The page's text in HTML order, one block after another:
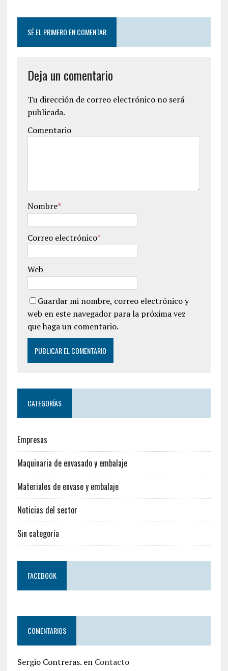
SÉ EL PRIMERO EN COMENTAR
Deja un comentario
Tu dirección de correo electrónico no será
publicada.
Comentario
Nombre*
Correo electrónico*
Web
Guardar mi nombre, correo electrónico y
web en este navegador para la próxima vez
que haga un comentario.
CATEGORÍAS
Empresas
Maquinaria de envasado y embalaje
Materiales de envase y embalaje
Noticias del sector
Sin categoría
FACEBOOK
COMENTARIOS
Sergio Contreras.en Contacto